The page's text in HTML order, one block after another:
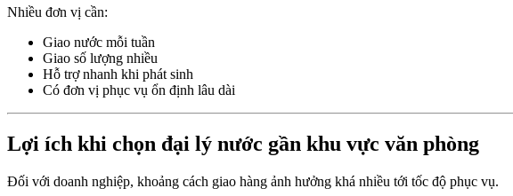
Nhiều đơn vị cần:
Giao nước mỗi tuần
Giao số lượng nhiều
Hỗ trợ nhanh khi phát sinh
Có đơn vị phục vụ ổn định lâu dài
Lợi ích khi chọn đại lý nước gần khu vực văn phòng
Đối với doanh nghiệp, khoảng cách giao hàng ảnh hưởng khá nhiều tới tốc độ phục vụ.